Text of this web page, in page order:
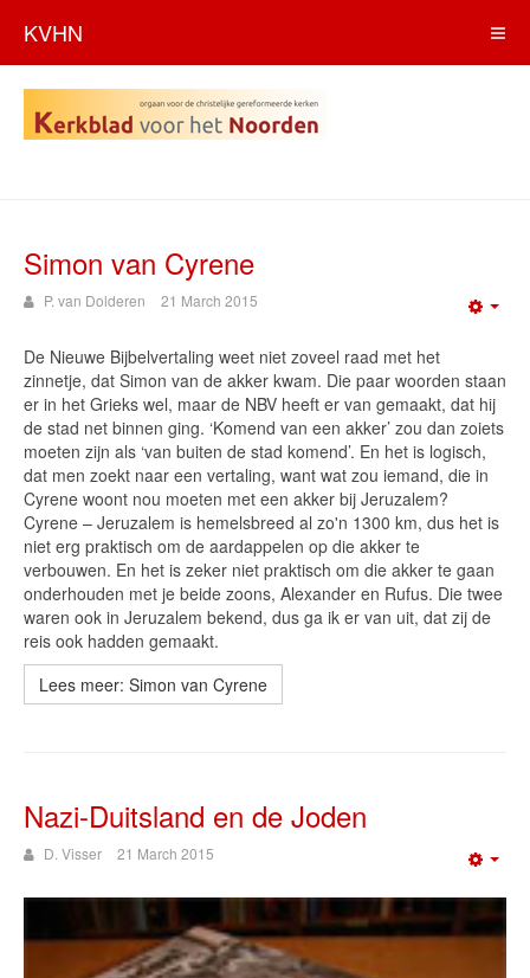
KVHN
Simon van Cyrene
P. van Dolderen 21 March 2015
De Nieuwe Bijbelvertaling weet niet zoveel raad met het
zinnetje, dat Simon van de akker kwam. Die paar woorden staan
er in het Grieks wel, maar de NBV heeft er van gemaakt, dat hij
de stad net binnen ging. ‘Komend van een akker’ zou dan zoiets
moeten zijn als ‘van buiten de stad komend’. En het is logisch,
dat men zoekt naar een vertaling, want wat zou iemand, die in
Cyrene woont nou moeten met een akker bij Jeruzalem?
Cyrene – Jeruzalem is hemelsbreed al zo'n 1300 km, dus het is
niet erg praktisch om de aardappelen op die akker te
verbouwen. En het is zeker niet praktisch om die akker te gaan
onderhouden met je beide zoons, Alexander en Rufus. Die twee
waren ook in Jeruzalem bekend, dus ga ik er van uit, dat zij de
reis ook hadden gemaakt.
Lees meer: Simon van Cyrene
Nazi-Duitsland en de Joden
D. Visser 21 March 2015